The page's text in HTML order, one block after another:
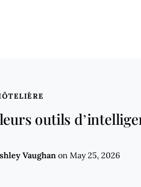
outils
Vaughanon May 25, 2026